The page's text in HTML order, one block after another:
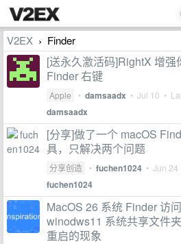
V2EX › Finder
[送永久激活码]RightX 增强
Finder 右键
Apple • damsaadx • Jul 10 •
damsaadx
[分享]做了一个 macOS
具，只解决两个问题
分享创造 • fuchen1024 • Jun 24
fuchen1024
MacOS 26 系统 Finder 访
winodws11 系统共享文件
重启的现象